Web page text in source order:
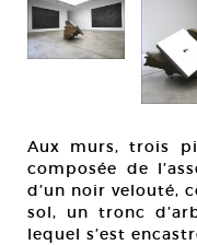
Aux murs, trois
composée de
d’un noir velouté,
sol, un tronc
lequel s’est